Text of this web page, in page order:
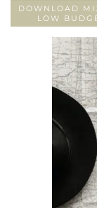
DOWNLOAD
LOW